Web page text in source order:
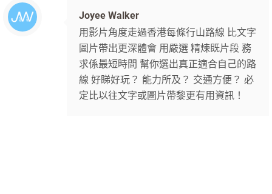
Joyee Walker
用影片角度走過香港每條行山路線 比文字
圖片帶出更深體會 用嚴選 精煉既片段 務
求係最短時間 幫你選出真正適合自己的路
線 好睇好玩？ 能力所及？ 交通方便？ 必
定比以往文字或圖片帶黎更有用資訊！